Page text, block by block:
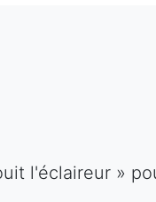
l'éclaireur »